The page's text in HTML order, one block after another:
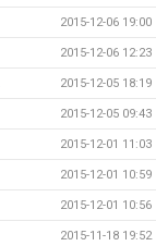
2015-12-06 19:00
2015-12-06 12:23
2015-12-05 18:19
2015-12-05 09:43
2015-12-01 11:03
2015-12-01 10:59
2015-12-01 10:56
2015-11-18 19:52